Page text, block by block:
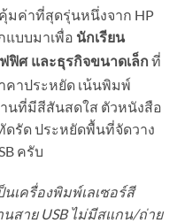
มค่าที่สุดรุ่นหนึ่งจาก HP
แบบมาเพื่อ นักเรียน
ฟิศ และธุรกิจขนาดเล็ก ที่
คาประหยัด เน้นพิมพ์
นที่มีสีสันสดใส ตัวหนังสือ
รัด ประหยัดพื้นที่จัดวาง
ครับ
นเครื่องพิมพ์เลเซอร์สี
นสาย USB ไม่มีสแกน/ถ่าย